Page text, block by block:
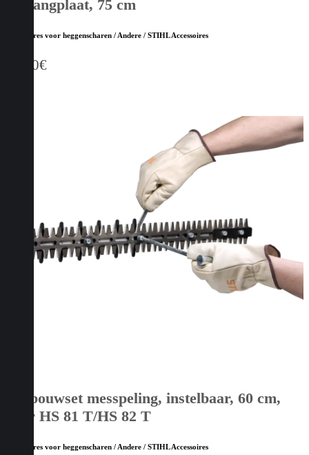
Opvangplaat, 75 cm
Accessoires voor heggenscharen / Andere / STIHL Accessoires
41,00€
Ombouwset messpeling, instelbaar, 60 cm,
voor HS 81 T/HS 82 T
Accessoires voor heggenscharen / Andere / STIHL Accessoires